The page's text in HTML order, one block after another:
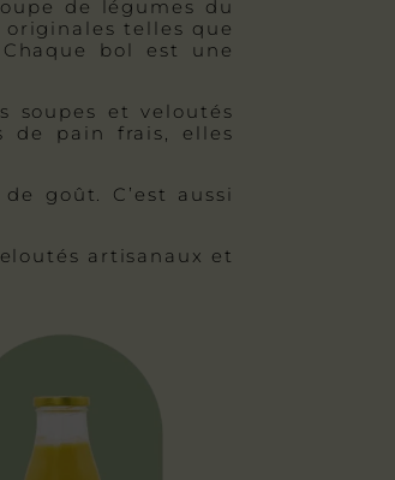
de légumes du
telles que
bol est une
soupes et veloutés
de pain frais, elles
goût. C’est aussi
artisanaux et